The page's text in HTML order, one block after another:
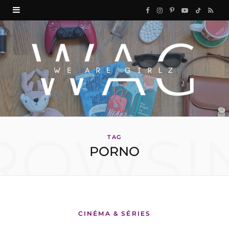
F
a
c
e
b
o
I
n
s
a
P
n
e
Y
o
u
u
T
i
k
R
S
TAG
PORNO
CINÉMA & SÉRIES